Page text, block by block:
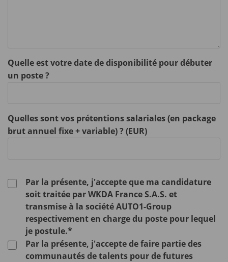
Quelle est votre date de disponibilité pour débuter
un poste ?
Quelles sont vos prétentions salariales (en package
brut annuel fixe + variable) ? (EUR)
Par la présente, j'accepte que ma candidature
soit traitée par WKDA France S.A.S. et
transmise à la société AUTO1-Group
respectivement en charge du poste pour lequel
je postule.*
Par la présente, j'accepte de faire partie des
communautés de talents pour de futures